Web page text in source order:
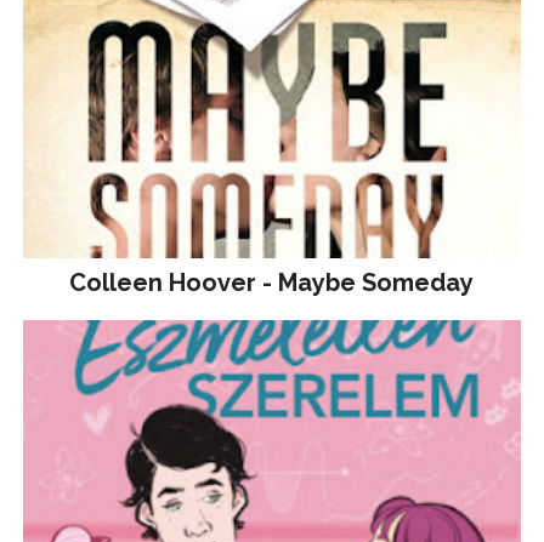
Colleen Hoover - Maybe Someday